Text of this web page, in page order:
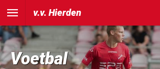
v.v. Hierden
Voetbal